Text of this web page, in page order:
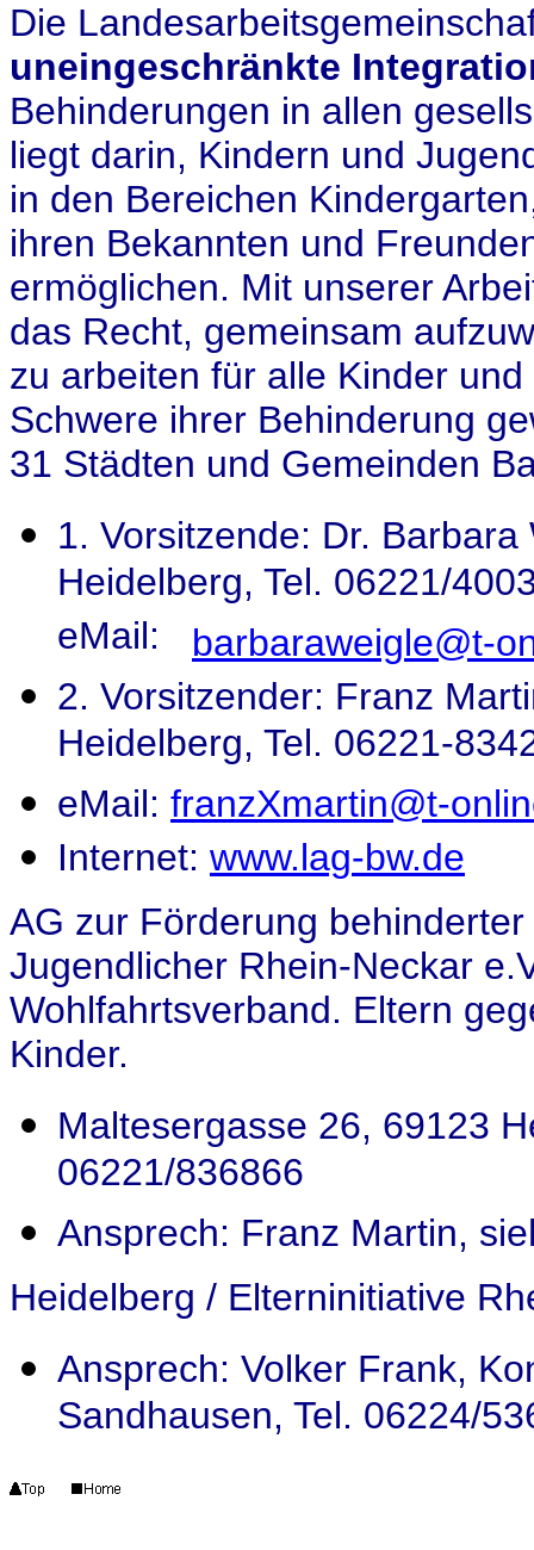
Die
uneingeschränkte
Behinderungen in allen
liegt darin, Kindern und
in den Bereichen
ihren Bekannten und
ermöglichen. Mit unserer
das Recht, gemeinsam
zu arbeiten für alle Kinder
Schwere ihrer Behinderung
31 Städten und Gemeinden
1. Vorsitzende: Dr.
Heidelberg, Tel. 06221/
eMail:
barbaraweigle@t-
2. Vorsitzender: Franz
Heidelberg, Tel. 06221-
eMail: franzXmartin@t-
Internet: www.lag-bw.de
AG zur Förderung
Jugendlicher Rhein-Neckar
Wohlfahrtsverband. Eltern
Kinder.
Maltesergasse 26, 69123
06221/836866
Ansprech: Franz Martin,
Heidelberg / Elterninitiative
Ansprech: Volker Frank,
Sandhausen, Tel. 06224/